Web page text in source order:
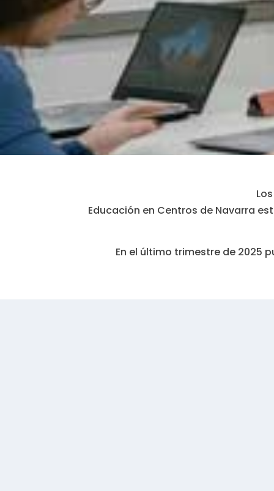
Educación en Centros de Navarra
En el último trimestre de 2025